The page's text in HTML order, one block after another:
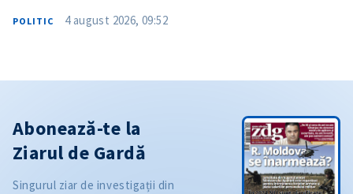
POLITIC 4 august 2026, 09:52
Abonează-te la
Ziarul de Gardă
Singurul ziar de investigații din